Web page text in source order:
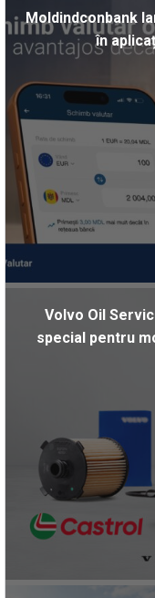
Moldindconbank
în
Volvo Oil
special pentru